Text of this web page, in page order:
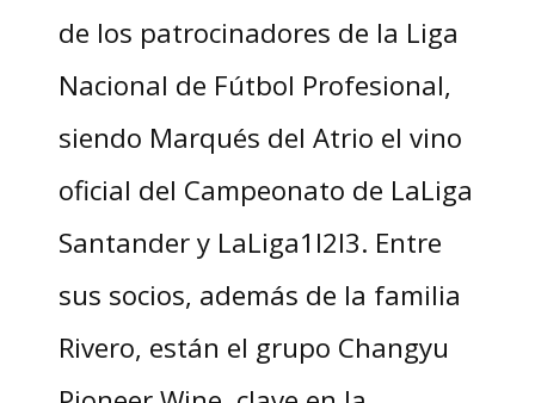
de los patrocinadores de la Liga
Nacional de Fútbol Profesional,
siendo Marqués del Atrio el vino
oficial del Campeonato de LaLiga
Santander y LaLiga1I2I3. Entre
sus socios, además de la familia
Rivero, están el grupo Changyu